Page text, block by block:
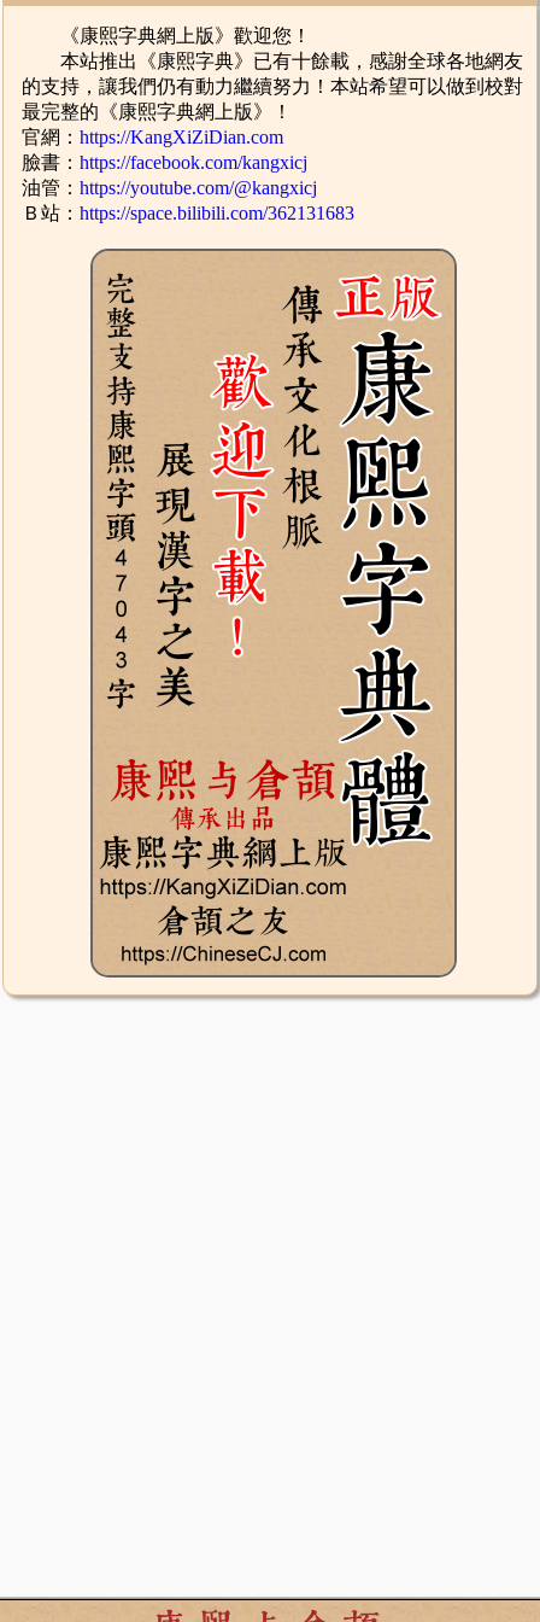
《康熙字典網上版》歡迎您！
本站推出《康熙字典》已有十餘載，感謝全球各地網友
的支持，讓我們仍有動力繼續努力！本站希望可以做到校對
最完整的《康熙字典網上版》！
官網：https://KangXiZiDian.com
臉書：https://facebook.com/kangxicj
油管：https://youtube.com/@kangxicj
Ｂ站：https://space.bilibili.com/362131683